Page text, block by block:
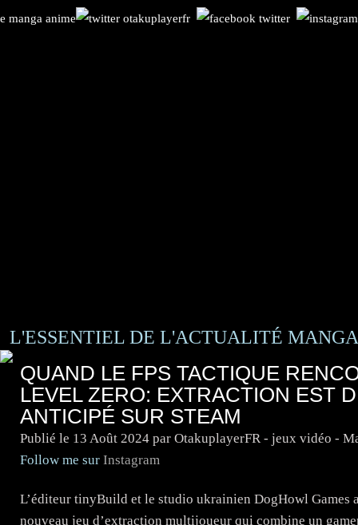
L'ESSENTIEL DE L'ACTUALITÉ
QUAND LE FPS TACTIQUE
LEVEL ZERO: EXTRACTION EST
ANTICIPÉ SUR STEAM
Publié le 13 Août 2024 par OtakuplayerFR - jeux vidéo -
Follow me sur Instagram
L’éditeur tinyBuild et le studio ukrainien DogHowl Games
nouveau jeu d’extraction multijoueur qui combine un